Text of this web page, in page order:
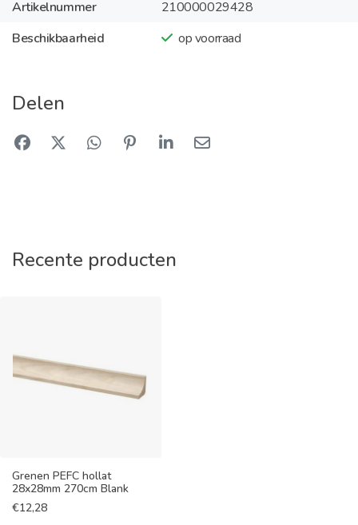
Artikelnummer
210000029428
Beschikbaarheid
op voorraad
Delen
Recente producten
Grenen PEFC hollat
28x28mm 270cm Blank
€12,28